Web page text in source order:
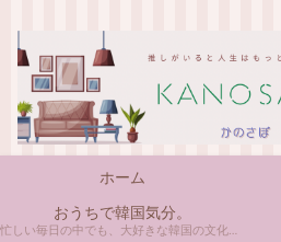
ホーム
おうちで韓国気分。
忙しい毎日の中でも、大好きな韓国の文化やアイテムに触れると心がほっとしますよね。ここでは、自宅で手軽に楽しめる韓国の美味しいもの、お気に入りのコスメ、そして推し活の楽しみ方など、「おうちにいながら韓国気分」に触れられるヒントを私らしくお届けします。